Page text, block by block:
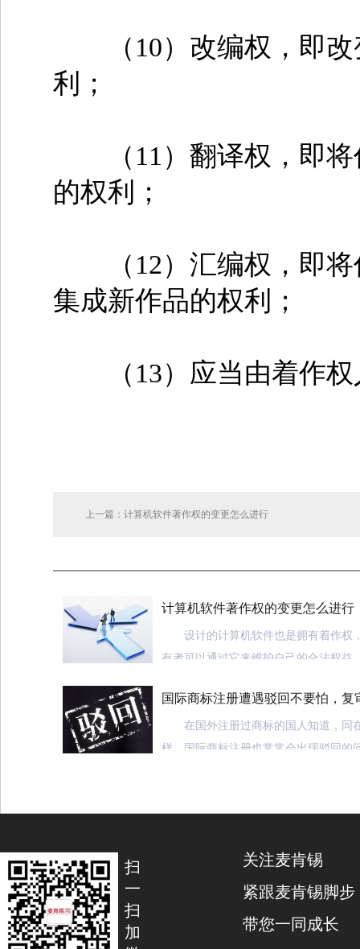
（10）改编权，即改
利；
（11）翻译权，即将
的权利；
（12）汇编权，即将
集成新作品的权利；
（13）应当由着作权
上一篇：计算机软件著作权的变更怎么进行
计算机软件著作权的变更怎么进行
设计的计算机软件也是拥有着作权
有者可以通过它来维护自己的合法权益
机软件着作权的变更怎么进行?麦肯锡
你了解 软件着作权知识。
计算机软件着作权的变更怎么进行?
申请费→登记机构受理申请→补正申请
软件登记概况查询。
册，然后用户登陆，在线按要求填写申
国际商标注册遭遇驳回不要怕，复
在国外注册过商标的国人知道，同
样，国际商标注册也常常会出现驳回的
众所周知，国内商标顺利申请流程
段）—注册”五个阶段。据笔者所知，
申请量一直呈递增趋势。因此，因冲突
审的成功率总体偏低的缘故，国内商标
扫
一
扫
加
关注麦肯锡
紧跟麦肯锡脚步
带您一同成长